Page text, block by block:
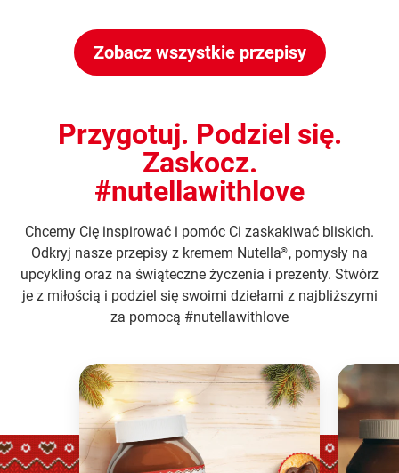
Zobacz wszystkie przepisy
Przygotuj. Podziel się.
Zaskocz.
#nutellawithlove
Chcemy Cię inspirować i pomóc Ci zaskakiwać bliskich.
Odkryj nasze przepisy z kremem Nutella®, pomysły na
upcykling oraz na świąteczne życzenia i prezenty. Stwórz
je z miłością i podziel się swoimi dziełami z najbliższymi
za pomocą #nutellawithlove